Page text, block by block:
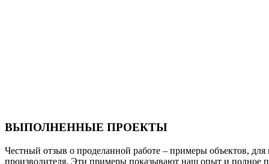
ВЫПОЛНЕННЫЕ ПРОЕКТЫ
Честный отзыв о проделанной работе – примеры объектов,
производителя. Эти примеры показывают наш опыт и полное